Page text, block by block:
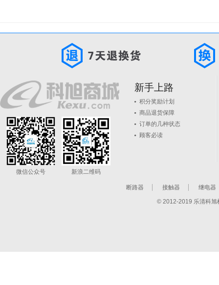
微信公众号 新浪二维码
新手上路
积分奖励计划
商品退货保障
订单的几种状态
顾客必读
断路器 接触器 继电器
© 2012-2019 乐清科旭